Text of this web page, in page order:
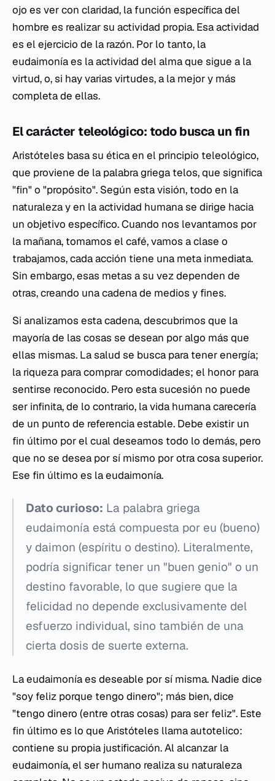
ojo es ver con claridad, la función específica del
hombre es realizar su actividad propia. Esa actividad
es el ejercicio de la razón. Por lo tanto, la
eudaimonía es la actividad del alma que sigue a la
virtud, o, si hay varias virtudes, a la mejor y más
completa de ellas.
El carácter teleológico: todo busca un fin
Aristóteles basa su ética en el principio teleológico,
que proviene de la palabra griega telos, que significa
"fin" o "propósito". Según esta visión, todo en la
naturaleza y en la actividad humana se dirige hacia
un objetivo específico. Cuando nos levantamos por
la mañana, tomamos el café, vamos a clase o
trabajamos, cada acción tiene una meta inmediata.
Sin embargo, esas metas a su vez dependen de
otras, creando una cadena de medios y fines.
Si analizamos esta cadena, descubrimos que la
mayoría de las cosas se desean por algo más que
ellas mismas. La salud se busca para tener energía;
la riqueza para comprar comodidades; el honor para
sentirse reconocido. Pero esta sucesión no puede
ser infinita, de lo contrario, la vida humana carecería
de un punto de referencia estable. Debe existir un
fin último por el cual deseamos todo lo demás, pero
que no se desea por sí mismo por otra cosa superior.
Ese fin último es la eudaimonía.
Dato curioso: La palabra griega
eudaimonía está compuesta por eu (bueno)
y daimon (espíritu o destino). Literalmente,
podría significar tener un "buen genio" o un
destino favorable, lo que sugiere que la
felicidad no depende exclusivamente del
esfuerzo individual, sino también de una
cierta dosis de suerte externa.
La eudaimonía es deseable por sí misma. Nadie dice
"soy feliz porque tengo dinero"; más bien, dice
"tengo dinero (entre otras cosas) para ser feliz". Este
fin último es lo que Aristóteles llamaautotelico:
contiene su propia justificación. Al alcanzar la
eudaimonía, el ser humano realiza su naturaleza